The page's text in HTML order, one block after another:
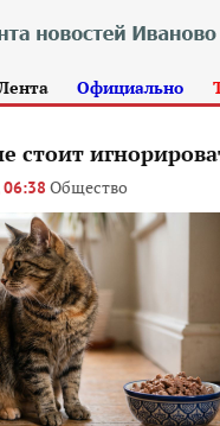
Официально
стоит
Общество